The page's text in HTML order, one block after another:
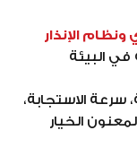
ونظام الإنذار
في البيئة
الاستجابة،
الخيار